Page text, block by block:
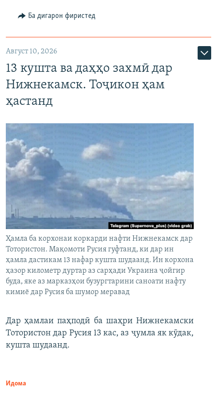
Ба дигарон фиристед
Август 10, 2026
13 кушта ва даҳҳо захмӣ дар
Нижнекамск. Тоҷикон ҳам
ҳастанд
Ҳамла ба корхонаи коркарди нафти Нижнекамск дар
Тотористон. Мақомоти Русия гуфтанд, ки дар ин
ҳамла дастикам 13 нафар кушта шудаанд. Ин корхона
ҳазор километр дуртар аз сарҳади Украина ҷойгир
буда, яке аз марказҳои бузургтарини саноати нафту
кимиё дар Русия ба шумор меравад
Дар ҳамлаи паҳподӣ ба шаҳри Нижнекамски
Тотористон дар Русия 13 кас, аз ҷумла як кӯдак,
кушта шудаанд.
Идома